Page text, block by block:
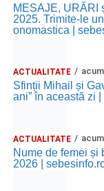
MESAJE, URĂRI
2025. Trimite-le
onomastica |
ACTUALITATE
Sfinții Mihail și
ani” în această zi
ACTUALITATE
Nume de femei și
2026 |